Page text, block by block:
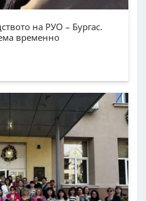
на РУО – Бургас.
временно